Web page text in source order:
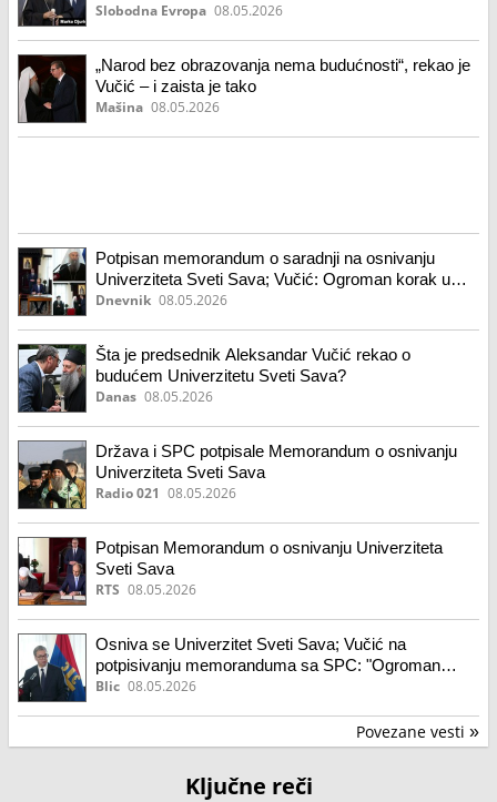
Slobodna Evropa 08.05.2026
„Narod bez obrazovanja nema budućnosti“, rekao je
Vučić – i zaista je tako
Mašina 08.05.2026
Potpisan memorandum o saradnji na osnivanju
Univerziteta Sveti Sava; Vučić: Ogroman korak u
pristupu obrazovanja; Patrijarh: Nastavak prosvetnog
Dnevnik 08.05.2026
Šta je predsednik Aleksandar Vučić rekao o
budućem Univerzitetu Sveti Sava?
Danas 08.05.2026
Država i SPC potpisale Memorandum o osnivanju
Univerziteta Sveti Sava
Radio 021 08.05.2026
Potpisan Memorandum o osnivanju Univerziteta
Sveti Sava
RTS 08.05.2026
Osniva se Univerzitet Sveti Sava; Vučić na
potpisivanju memoranduma sa SPC: "Ogroman
korak napred u načinu, modelu i pristupu
Blic 08.05.2026
Povezane vesti »
Ključne reči